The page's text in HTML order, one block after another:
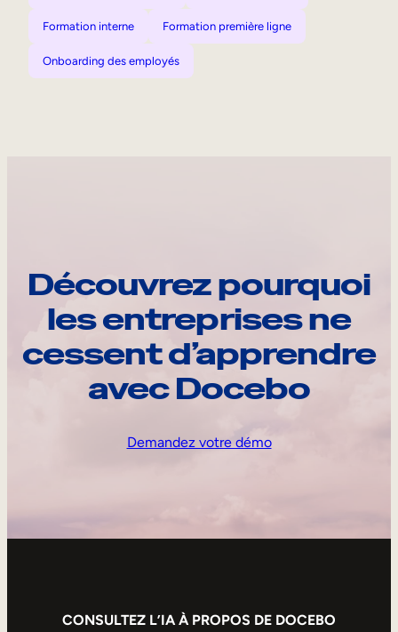
Formation interne Formation première ligne
Onboarding des employés
Découvrez pourquoi
les entreprises ne
cessent d’apprendre
avec Docebo
Demandez votre démo
CONSULTEZ L’IA À PROPOS DE DOCEBO